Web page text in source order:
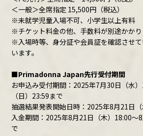
＜一般＞全席指定 15,500円（税込）
※未就学児童入場不可、小学生以上有料
※チケット料金の他、手数料が別途かかり
※入場時等、身分証や会員証を確認させ
います。
■Primadonna Japan先行受付期間
お申込み受付期間：2025年7月30日（水
（日）23:59まで
抽選結果発表開始日時：2025年8月21日
入金期間：2025年8月21日（木）18:00～
で